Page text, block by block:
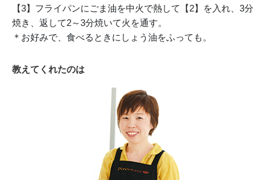
【3】フライパンにごま油を中火で熱して【2】を入れ、3分
焼き、返して2～3分焼いて火を通す。
＊お好みで、食べるときにしょう油をふっても。
教えてくれたのは